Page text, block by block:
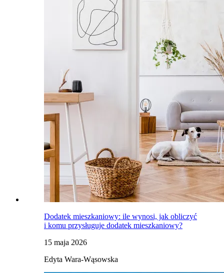
Dodatek mieszkaniowy: ile wynosi, jak obliczyć
i komu przysługuje dodatek mieszkaniowy?
15 maja 2026
Edyta Wara-Wąsowska